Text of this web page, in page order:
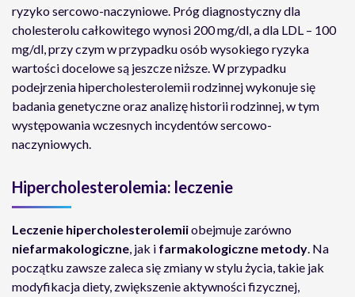
ryzyko sercowo-naczyniowe. Próg diagnostyczny dla
cholesterolu całkowitego wynosi 200 mg/dl, a dla LDL – 100
mg/dl, przy czym w przypadku osób wysokiego ryzyka
wartości docelowe są jeszcze niższe. W przypadku
podejrzenia hipercholesterolemii rodzinnej wykonuje się
badania genetyczne oraz analizę historii rodzinnej, w tym
występowania wczesnych incydentów sercowo-
naczyniowych.
Hipercholesterolemia: leczenie
Leczenie hipercholesterolemiiobejmuje zarówno
niefarmakologiczne, jak i farmakologiczne metody. Na
początku zawsze zaleca się zmiany w stylu życia, takie jak
modyfikacja diety, zwiększenie aktywności fizycznej,